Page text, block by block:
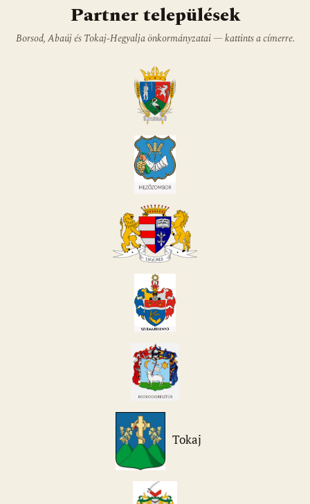
Partner települések
Borsod, Abaúj és Tokaj-Hegyalja önkormányzatai — kattints a címerre.
Tokaj